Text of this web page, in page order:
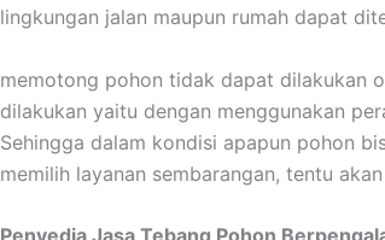
lingkungan jalan maupun rumah dapat
memotong pohon tidak dapat dilakukan
dilakukan yaitu dengan menggunakan
Sehingga dalam kondisi apapun pohon
memilih layanan sembarangan, tentu